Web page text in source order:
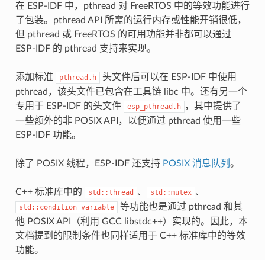
在 ESP-IDF 中，pthread 对 FreeRTOS 中的等效功能进行
了包装。pthread API 所需的运行内存或性能开销很低，
但 pthread 或 FreeRTOS 的可用功能并非都可以通过
ESP-IDF 的 pthread 支持来实现。
添加标准 pthread.h
头文件后可以在 ESP-IDF 中使用
pthread，该头文件已包含在工具链 libc 中。还有另一个
专用于 ESP-IDF 的头文件
esp_pthread.h ，其中提供了
一些额外的非 POSIX API，以便通过 pthread 使用一些
ESP-IDF 功能。
除了 POSIX 线程，ESP-IDF 还支持 POSIX 消息队列 。
C++ 标准库中的 std::thread 、 std::mutex 、
std::condition_variable
等功能也是通过 pthread 和其
他 POSIX API（利用 GCC libstdc++）实现的。因此，本
文档提到的限制条件也同样适用于 C++ 标准库中的等效
功能。